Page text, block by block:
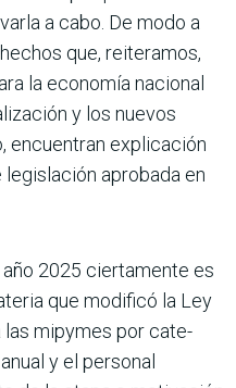
a cabo. De modo a
que, reiteramos,
la economía nacional
y los nuevos
encuentran explicación
aprobada en
año 2025 ciertamente es
que modificó la Ley
las mipymes por cate­
y el personal